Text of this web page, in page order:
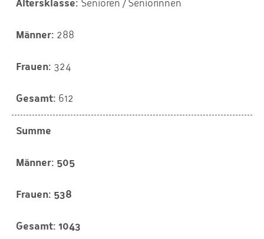
Senioren / Seniorinnen
288
324
612
Summe
505
538
1043